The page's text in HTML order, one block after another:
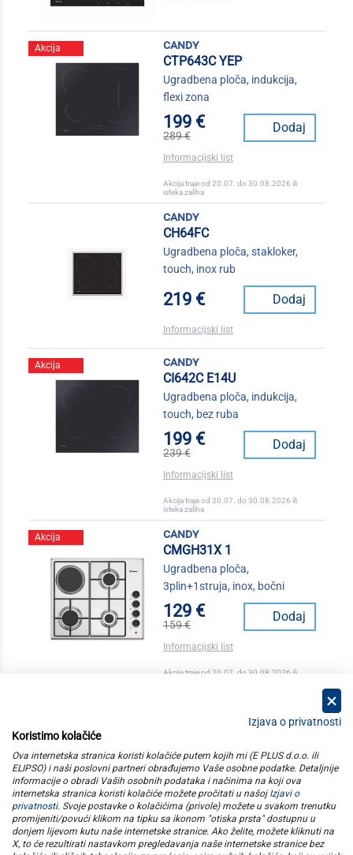
Akcija
candy
CTP643C YEP
Ugradbena ploča, indukcija,
flexi zona
199 €
289 €
Dodaj
Informacijski list
Akcija traje od 20.07. do 30.08.2026 ili
isteka zaliha
candy
CH64FC
Ugradbena ploča, stakloker,
touch, inox rub
219 € Dodaj
Informacijski list
Akcija
candy
CI642C E14U
Ugradbena ploča, indukcija,
touch, bez ruba
199 €
239 €
Dodaj
Informacijski list
Akcija traje od 20.07. do 30.08.2026 ili
isteka zaliha
Akcija
candy
CMGH31X 1
Ugradbena ploča,
3plin+1struja, inox, bočni
129 €
159 €
Dodaj
Informacijski list
Akcija traje od 20.07. do 30.08.2026 ili
kategorije
elipso
informacije
Izjava o privatnosti
Koristimo kolačiće
Ova internetska stranica koristi kolačiće putem kojih mi (E PLUS d.o.o. ili
ELIPSO) i naši poslovni partneri obrađujemo Vaše osobne podatke. Detaljnije
informacije o obradi Vaših osobnih podataka i načinima na koji ova
internetska stranica koristi kolačiće možete pročitati u našoj Izjavi o
privatnosti. Svoje postavke o kolačićima (privole) možete u svakom trenutku
promijeniti/povući klikom na tipku sa ikonom "otiska prsta" dostupnu u
donjem lijevom kutu naše internetske stranice. Ako želite, možete kliknuti na
X, to će rezultirati nastavkom pregledavanja naše internetske stranice bez